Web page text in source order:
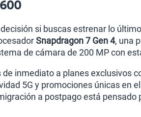
600
si buscas estrenar lo
Snapdragon 7 Gen 4, una
de cámara de 200 MP con
inmediato a planes exclusivos
5G y promociones únicas en
a postpago está pensado